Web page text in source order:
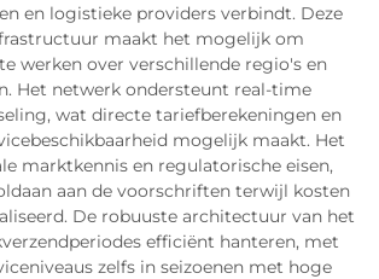
en logistieke providers verbindt. Deze
maakt het mogelijk om
werken over verschillende regio's en
Het netwerk ondersteunt real-time
wat directe tariefberekeningen en
mogelijk maakt. Het
marktkennis en regulatorische eisen,
aan de voorschriften terwijl kosten
De robuuste architectuur van het
efficiënt hanteren, met
zelfs in seizoenen met hoge